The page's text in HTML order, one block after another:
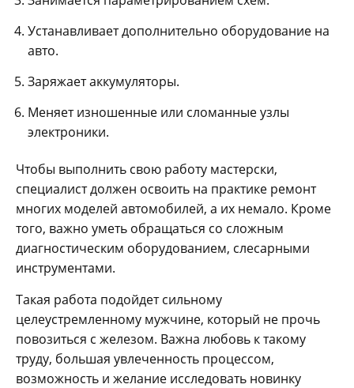
Устанавливает дополнительно оборудование на
авто.
Заряжает аккумуляторы.
Меняет изношенные или сломанные узлы
электроники.
Чтобы выполнить свою работу мастерски,
специалист должен освоить на практике ремонт
многих моделей автомобилей, а их немало. Кроме
того, важно уметь обращаться со сложным
диагностическим оборудованием, слесарными
инструментами.
Такая работа подойдет сильному
целеустремленному мужчине, который не прочь
повозиться с железом. Важна любовь к такому
труду, большая увлеченность процессом,
возможность и желание исследовать новинку